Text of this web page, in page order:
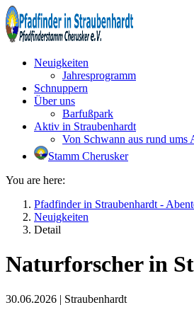
Neuigkeiten
Jahresprogramm
Schnuppern
Über uns
Barfußpark
Aktiv in Straubenhardt
Von Schwann aus rund
Stamm Cherusker
You are here:
Pfadfinder in Straubenhardt -
Neuigkeiten
Detail
Naturforscher in
30.06.2026 | Straubenhardt